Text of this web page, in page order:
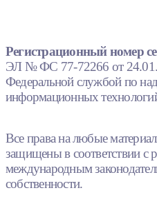
Регистрационный номер
ЭЛ № ФС 77-72266 от
Федеральной службой по
информационных
Все права на любые
защищены в соответствии с
международным
собственности.